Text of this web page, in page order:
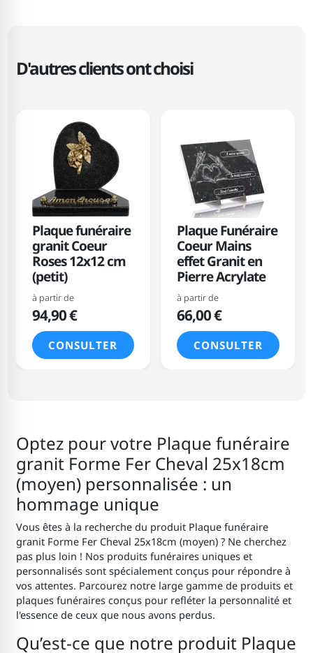
D'autres clients ont choisi
Plaque funéraire
granit Coeur
Roses 12x12 cm
(petit)
à partir de
94,90 €
CONSULTER
Plaque Funéraire
Coeur Mains
effet Granit en
Pierre Acrylate
à partir de
66,00 €
CONSULTER
Optez pour votre Plaque funéraire
granit Forme Fer Cheval 25x18cm
(moyen) personnalisée : un
hommage unique
Vous êtes à la recherche du produit Plaque funéraire
granit Forme Fer Cheval 25x18cm (moyen) ? Ne cherchez
pas plus loin ! Nos produits funéraires uniques et
personnalisés sont spécialement conçus pour répondre à
vos attentes. Parcourez notre large gamme de produits et
plaques funéraires conçus pour refléter la personnalité et
l'essence de ceux que nous avons perdus.
Qu’est-ce que notre produit Plaque